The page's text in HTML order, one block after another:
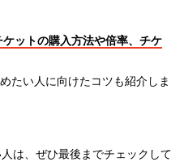
ットの購入方法や倍率、チケ
たい人に向けたコツも紹介しま
は、ぜひ最後までチェックして